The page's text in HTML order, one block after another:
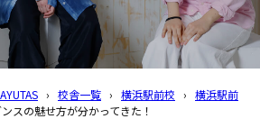
› 校舎一覧 › 横浜駅前校 › 横浜駅前
スの魅せ方が分かってきた！